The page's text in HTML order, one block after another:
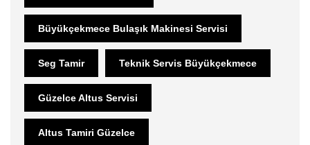
Büyükçekmece Bulaşık Makinesi Servisi
Seg Tamir Teknik Servis Büyükçekmece
Güzelce Altus Servisi
Altus Tamiri Güzelce